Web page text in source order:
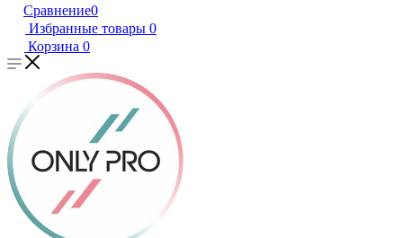
Сравнение0
Избранные товары 0
Корзина 0